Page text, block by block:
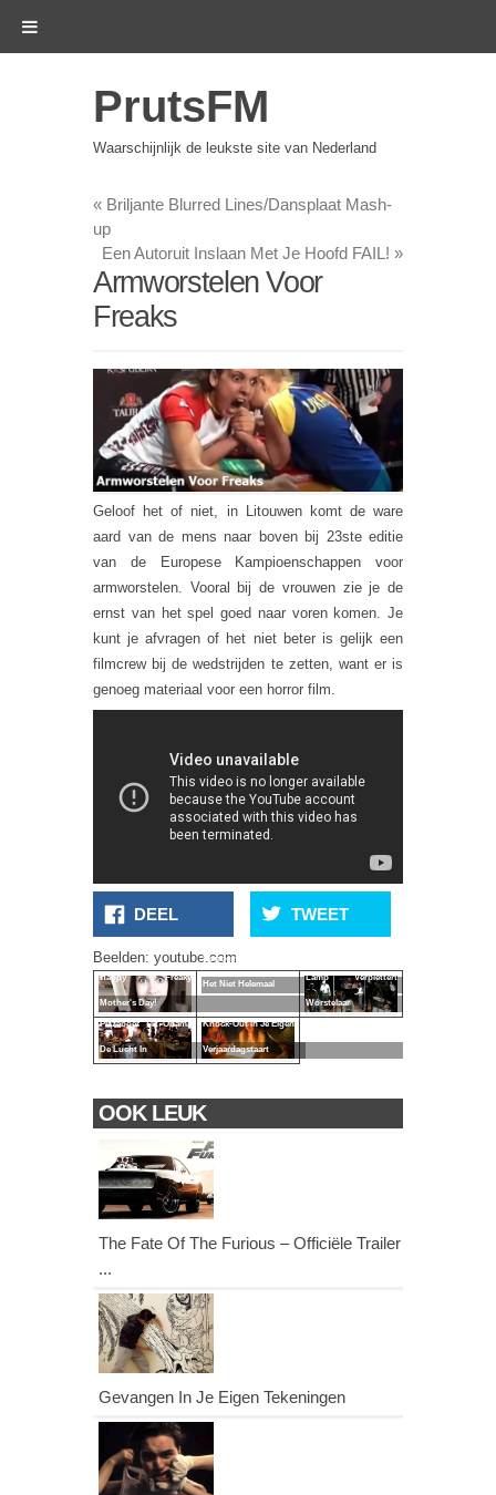
PrutsFM
Waarschijnlijk de leukste site van Nederland
« Briljante Blurred Lines/Dansplaat Mash-
up
Een Autoruit Inslaan Met Je Hoofd FAIL! »
Armworstelen Voor
Freaks
Geloof het of niet, in Litouwen komt de ware
aard van de mens naar boven bij 23ste editie
van de Europese Kampioenschappen voor
armworstelen. Vooral bij de vrouwen zie je de
ernst van het spel goed naar voren komen. Je
kunt je afvragen of het niet beter is gelijk een
filmcrew bij de wedstrijden te zetten, want er is
genoeg materiaal voor een horror film.
DEEL TWEET
Beelden: youtube.com
Happy Freaky
Mother's Day!
Rondemeisje Snapt
Het Niet Helemaal
Lamp Verplettert
Worstelaar
Pizzaboer Tilt Obama
De Lucht In
Knock-Out In Je Eigen
Verjaardagstaart
OOK LEUK
The Fate Of The Furious – Officiële Trailer
...
Gevangen In Je Eigen Tekeningen